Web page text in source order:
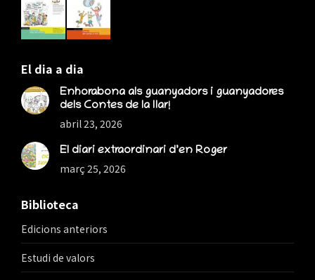
El dia a dia
Enhorabona als guanyadors i guanyadores
dels Contes de la llar!
abril 23, 2026
El diari extraordinari d’en Roger
març 25, 2026
Biblioteca
Edicions anteriors
Estudi de valors